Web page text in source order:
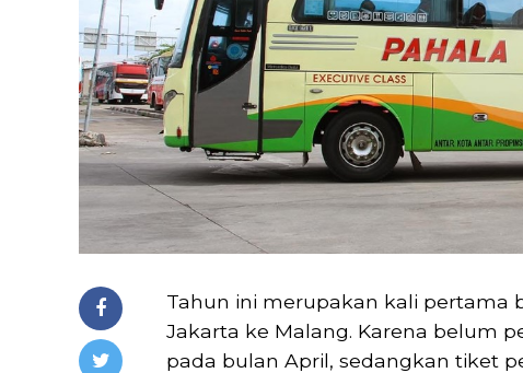
Tahun ini merupakan kali pertama
Jakarta ke Malang. Karena belum
pada bulan April, sedangkan tiket